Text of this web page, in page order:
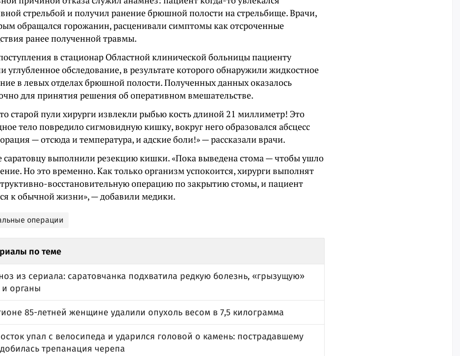
стрельбой и получил ранение брюшной полости на стрельбище. Врачи,
обращался горожанин, расценивали симптомы как отсроченные
ранее полученной травмы.
в стационар Областной клинической больницы пациенту
углубленное обследование, в результате которого обнаружили жидкостное
в левых отделах брюшной полости. Полученных данных оказалось
для принятия решения об оперативном вмешательстве.
старой пули хирурги извлекли рыбью кость длиной 21 миллиметр! Это
тело повредило сигмовидную кишку, вокруг него образовался абсцесс
— отсюда и температура, и адские боли!» — рассказали врачи.
саратовцу выполнили резекцию кишки. «Пока выведена стома — чтобы ушло
Но это временно. Как только организм успокоится, хирурги выполнят
восстановительную операцию по закрытию стомы, и пациент
к обычной жизни», — добавили медики.
операции
по теме
из сериала: саратовчанка подхватила редкую болезнь, «грызущую»
органы
85-летней женщине удалили опухоль весом в 7,5 килограмма
упал с велосипеда и ударился головой о камень: пострадавшему
трепанация черепа